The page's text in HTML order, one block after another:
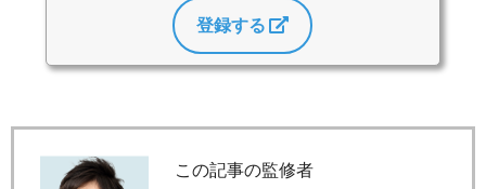
登録する
この記事の監修者